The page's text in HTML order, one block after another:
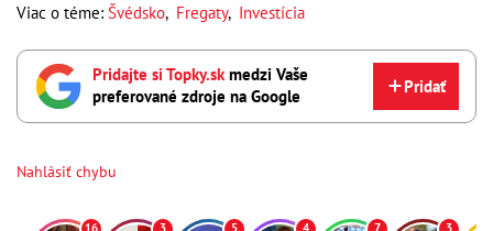
Viac o téme: Švédsko, Fregaty, Investícia
Pridajte si Topky.skmedzi Vaše
preferované zdroje na Google
Pridať
Nahlásiť chybu